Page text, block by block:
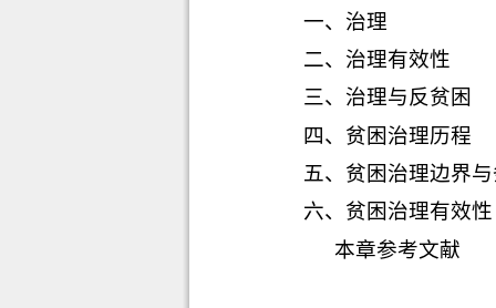
一、 治理
二、 治理有效性
三、 治理与反贫困
四、 贫困治理历程
五、 贫困治理边界
六、 贫困治理有效性
本章参考文献